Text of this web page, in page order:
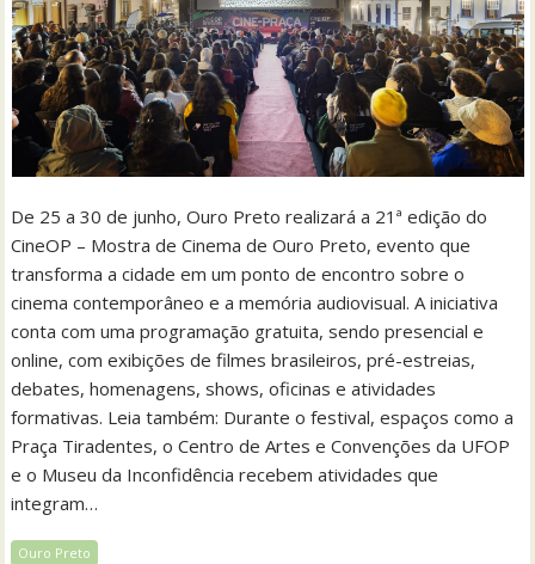
De 25 a 30 de junho, Ouro Preto realizará a 21ª edição do
CineOP – Mostra de Cinema de Ouro Preto, evento que
transforma a cidade em um ponto de encontro sobre o
cinema contemporâneo e a memória audiovisual. A iniciativa
conta com uma programação gratuita, sendo presencial e
online, com exibições de filmes brasileiros, pré-estreias,
debates, homenagens, shows, oficinas e atividades
formativas. Leia também: Durante o festival, espaços como a
Praça Tiradentes, o Centro de Artes e Convenções da UFOP
e o Museu da Inconfidência recebem atividades que
integram…
Ouro Preto